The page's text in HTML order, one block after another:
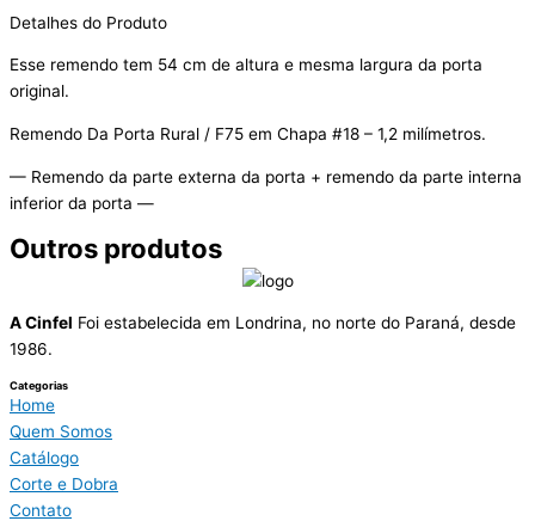
Detalhes do Produto
Esse remendo tem 54 cm de altura e mesma largura da porta
original.
Remendo Da Porta Rural / F75 em Chapa #18 – 1,2 milímetros.
— Remendo da parte externa da porta + remendo da parte interna
inferior da porta —
Outros produtos
A Cinfel Foi estabelecida em Londrina, no norte do Paraná, desde
1986.
Categorias
Home
Quem Somos
Catálogo
Corte e Dobra
Contato